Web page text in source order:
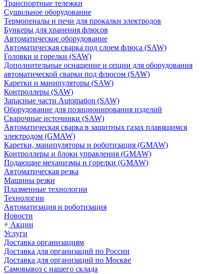
Транспортные тележки
Сушильное оборудование
Термопеналы и печи для прокалки электродов
Бункеры для хранения флюсов
Автоматическое оборудование
Автоматическая сварка под слоем флюса (SAW)
Головки и горелки (SAW)
Дополнительные оснащение и опции для оборудования
автоматической сварки под флюсом (SAW)
Каретки и манипуляторы (SAW)
Контроллеры (SAW)
Запасные части Automation (SAW)
Оборудование для позиционирования изделий
Сварочные источники (SAW)
Автоматическая сварка в защитных газах плавящимся
электродом (GMAW)
Каретки, манипуляторы и роботизация (GMAW)
Контроллеры и блоки управления (GMAW)
Подающие механизмы и горелки (GMAW)
Автоматическая резка
Машины резки
Плазменные технологии
Технологии
Автоматизация и роботизация
Новости
Акции
Услуги
Доставка организациям
Доставка для организаций по России
Доставка для организаций по Москве
Самовывоз с нашего склада